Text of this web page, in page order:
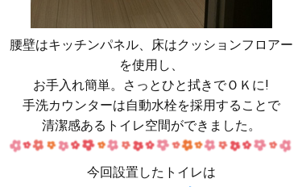
腰壁はキッチンパネル、床はクッションフロアー
を使用し、
お手入れ簡単。さっとひと拭きでＯＫに!
手洗カウンターは自動水栓を採用することで
清潔感あるトイレ空間ができました。
今回設置したトイレは